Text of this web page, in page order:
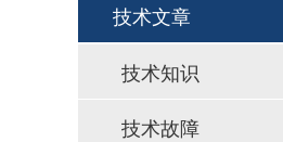
技术文章
技术知识
技术故障